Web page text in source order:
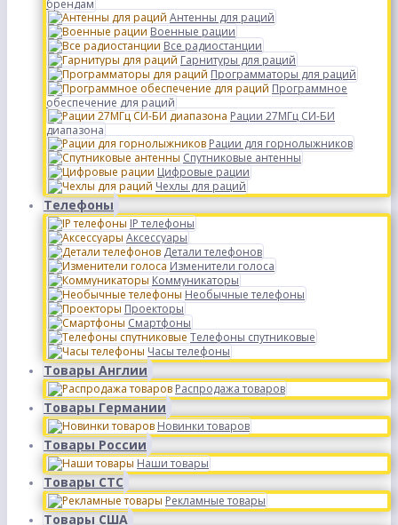
брендам
Антенны для раций
Военные рации
Все радиостанции
Гарнитуры для раций
Программаторы для раций
Программное
обеспечение для раций
Рации 27МГц СИ-БИ
диапазона
Рации для горнолыжников
Спутниковые антенны
Цифровые рации
Чехлы для раций
Телефоны
IP телефоны
Аксессуары
Детали телефонов
Изменители голоса
Коммуникаторы
Необычные телефоны
Проекторы
Смартфоны
Телефоны спутниковые
Часы телефоны
Товары Англии
Распродажа товаров
Товары Германии
Новинки товаров
Товары России
Наши товары
Товары СТС
Рекламные товары
Товары США